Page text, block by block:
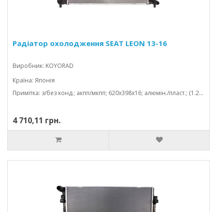
Радіатор охолодження SEAT LEON 13-16
Виробник: KOYORAD
Країна: Японія
Примітка: з/без конд.; акпп/мкпп; 620x398x16; алюмін./пласт.; (1.2 tfsi/1.4 tfsi/1.6 tdi/2.0 tdi/1.2 tsi/1.4 tsi/1.5 tsi/1.0 tsi); паяний
4 710,11 грн.